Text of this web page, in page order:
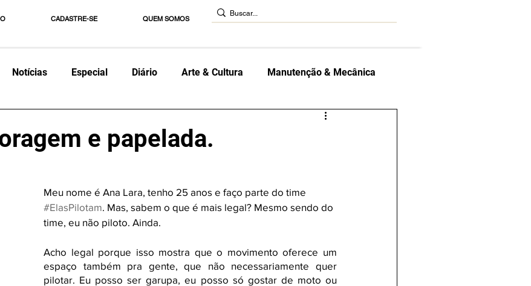
CADASTRE-SE QUEM SOMOS
Notícias Especial Diário Arte & Cultura Manutenção & Mecânica
e papelada.
Meu nome é Ana Lara, tenho 25 anos e faço parte do time
#ElasPilotam. Mas, sabem o que é mais legal? Mesmo sendo do
time, eu não piloto. Ainda.
Acho legal porque isso mostra que o movimento oferece um
espaço também pra gente, que não necessariamente quer
pilotar. Eu posso ser garupa, eu posso só gostar de moto ou